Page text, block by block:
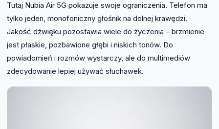
Tutaj Nubia Air 5G pokazuje swoje ograniczenia. Telefon ma
tylko jeden, monofoniczny głośnik na dolnej krawędzi.
Jakość dźwięku pozostawia wiele do życzenia – brzmienie
jest płaskie, pozbawione głębi i niskich tonów. Do
powiadomień i rozmów wystarczy, ale do multimediów
zdecydowanie lepiej używać słuchawek.